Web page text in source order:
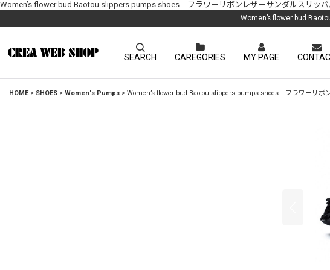
Women’s flower bud Baotou slippers pumps shoes フラワーリボンレザーサンダルスリッ
Women’s flower bud
SEARCH CAREGORIES MY PAGE
HOME > SHOES > Women's Pumps > Women’s flower bud Baotou slippers pumps shoes フラワーリボ